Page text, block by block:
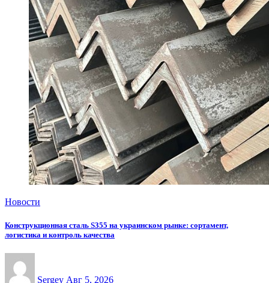
Новости
Конструкционная сталь S355 на украинском рынке: сортамент,
логистика и контроль качества
Sergey Авг 5, 2026